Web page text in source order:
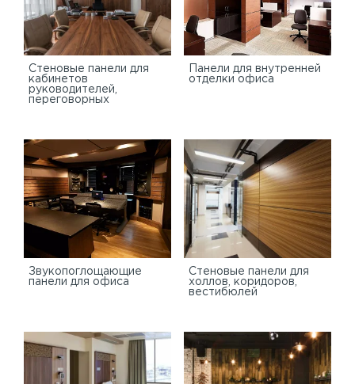
Стеновые панели для
кабинетов
руководителей,
переговорных
Панели для внутренней
отделки офиса
Звукопоглощающие
панели для офиса
Стеновые панели для
холлов, коридоров,
вестибюлей